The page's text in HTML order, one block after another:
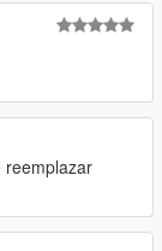
reemplazar